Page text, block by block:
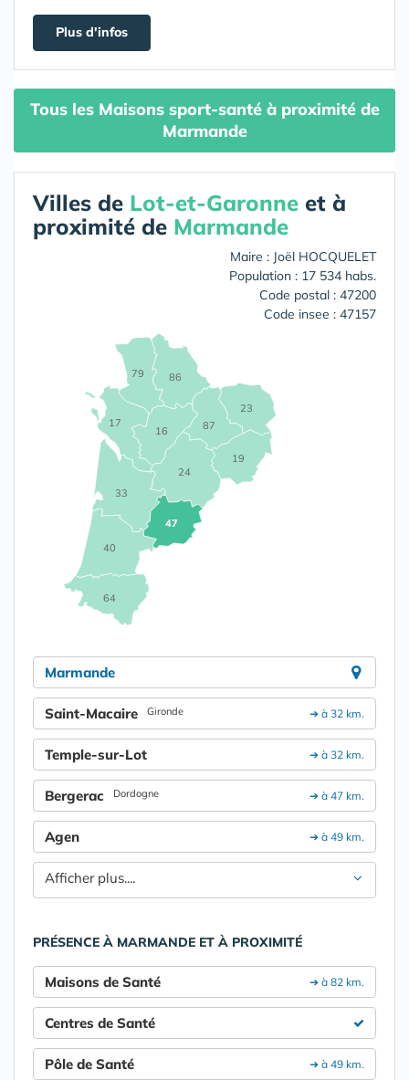
Plus d'infos
Tous les Maisons sport-santé à proximité de
Marmande
Villes de Lot-et-Garonne et à
proximité de Marmande
Maire : Joël HOCQUELET
Population : 17 534 habs.
Code postal : 47200
Code insee : 47157
16
17
19
23
24
33
40
47
64
79 86
87
Marmande
➔ à 32 km.
Saint-Macaire Gironde
➔ à 32 km.
Temple-sur-Lot
➔ à 47 km.
Bergerac Dordogne
➔ à 49 km.
Agen
Afficher plus....
PRÉSENCE À MARMANDE ET À PROXIMITÉ
➔ à 82 km.
Maisons de Santé
Centres de Santé
➔ à 49 km.
Pôle de Santé